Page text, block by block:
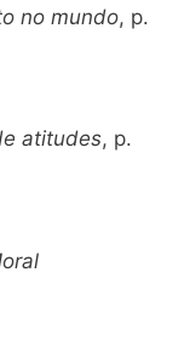
no mundo, p.
atitudes, p.